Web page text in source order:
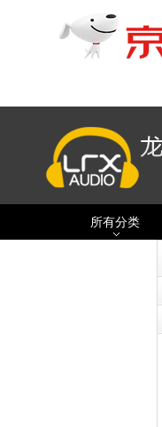
所有分类